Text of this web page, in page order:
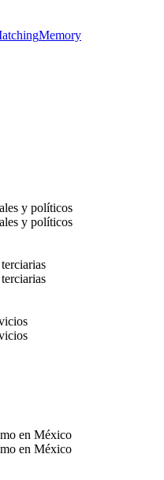
Memory
y políticos
y políticos
en México
en México